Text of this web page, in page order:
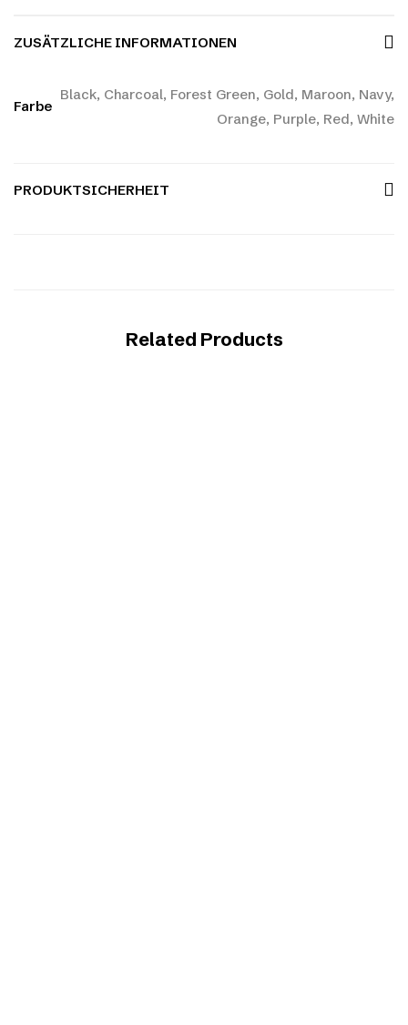
ZUSÄTZLICHE INFORMATIONEN
Farbe
Black, Charcoal, Forest Green, Gold, Maroon, Navy,
Orange, Purple, Red, White
PRODUKTSICHERHEIT
Related Products